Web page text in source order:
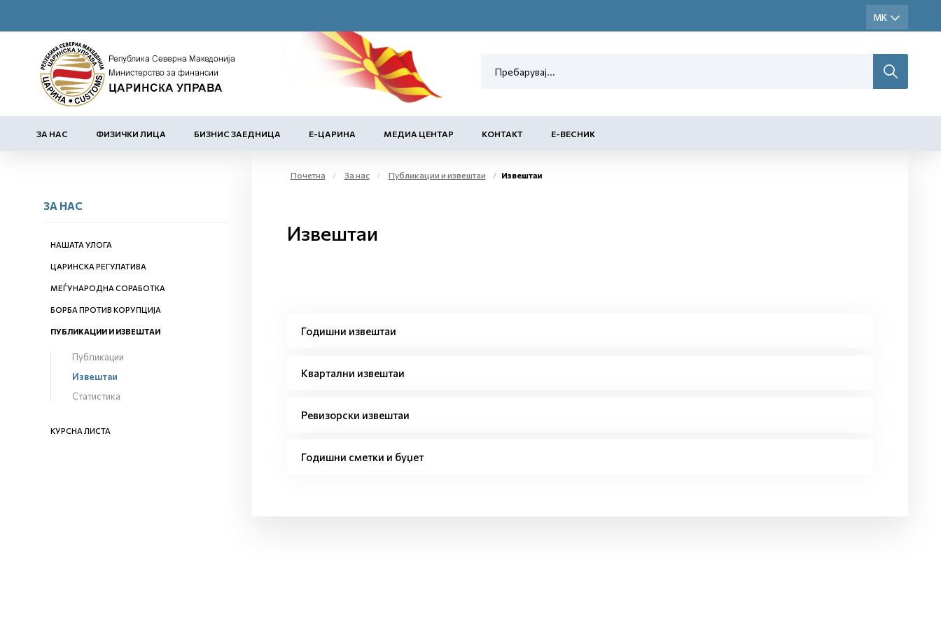
ЗА НАС ФИЗИЧКИ ЛИЦА БИЗНИС ЗАЕДНИЦА Е-ЦАРИНА МЕДИА ЦЕНТАР КОНТАКТ Е-ВЕСНИК
ЗА НАС
НАШАТА УЛОГА
ЦАРИНСКА РЕГУЛАТИВА
МЕЃУНАРОДНА СОРАБОТКА
БОРБА ПРОТИВ КОРУПЦИЈА
ПУБЛИКАЦИИ И ИЗВЕШТАИ
Публикации
Извештаи
Статистика
КУРСНА ЛИСТА
Почетна За нас Публикации и извештаи Извештаи
Извештаи
Годишни извештаи
Квартални извештаи
Ревизорски извештаи
Годишни сметки и буџет